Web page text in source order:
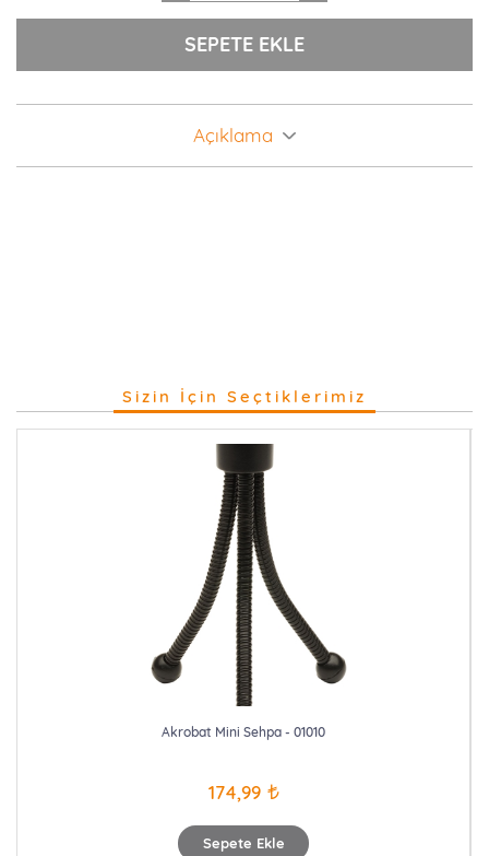
Açıklama
Sizin İçin Seçtiklerimiz
Sepete Ekle
Akrobat Mini Sehpa - 01010
174,99